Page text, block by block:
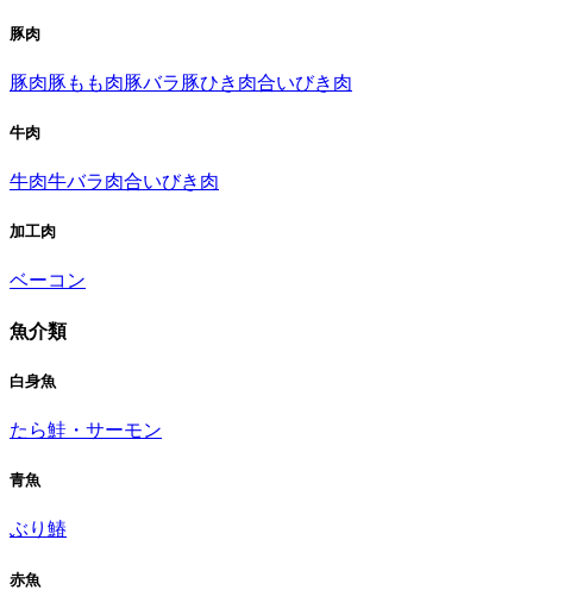
豚肉
豚肉豚もも肉豚バラ豚ひき肉合いびき肉
牛肉
牛肉牛バラ肉合いびき肉
加工肉
ベーコン
魚介類
白身魚
たら鮭・サーモン
青魚
ぶり 鰆
赤魚